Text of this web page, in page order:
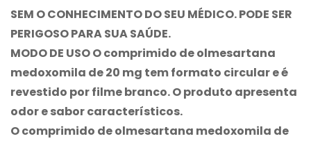
SEM O CONHECIMENTO DO SEU MÉDICO. PODE SER
PERIGOSO PARA SUA SAÚDE.
MODO DE USO O comprimido de olmesartana
medoxomila de 20 mg tem formato circular e é
revestido por filme branco. O produto apresenta
odor e sabor característicos.
O comprimido de olmesartana medoxomila de